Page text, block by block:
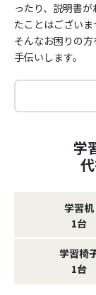
ったり、説明書
たことはございま
そんなお困りの
手伝いします。
学
学習机
1台
学習椅
1台